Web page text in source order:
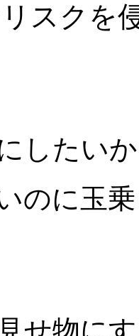
スクを
したい
のに玉